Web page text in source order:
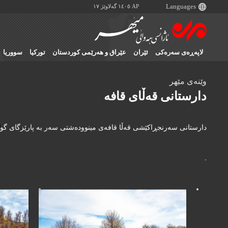
AP ١٤٠٥ گەلاوێژ ١٧
لاپەڕەی سەرەکی ئێران عێراق و هەرێمی کوردستان تورکیا سووریا
وێنەی مێهر
دارستانی قەڵای قافە
دارستانی سەرنجڕاکێشی قەڵا قافەی مینوودەشتی سەر بە پارێزگای
.